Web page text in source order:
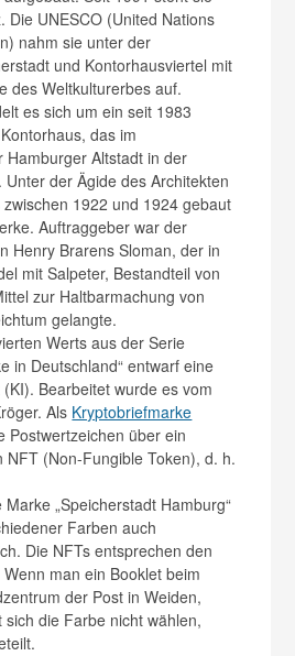
Die UNESCO (United Nations
nahm sie unter der
und Kontorhausviertel mit
des Weltkulturerbes auf.
es sich um ein seit 1983
das im
Hamburger Altstadt in der
der Ägide des Architekten
1922 und 1924 gebaut
Auftraggeber war der
Henry Brarens Sloman, der in
mit Salpeter, Bestandteil von
zur Haltbarmachung von
gelangte.
Werts aus der Serie
in Deutschland“ entwarf eine
Bearbeitet wurde es vom
Als Kryptobriefmarke
Postwertzeichen über ein
NFT (Non-Fungible Token), d. h.
„Speicherstadt Hamburg“
Farben auch
Die NFTs entsprechen den
man ein Booklet beim
der Post in Weiden,
sich die Farbe nicht wählen,